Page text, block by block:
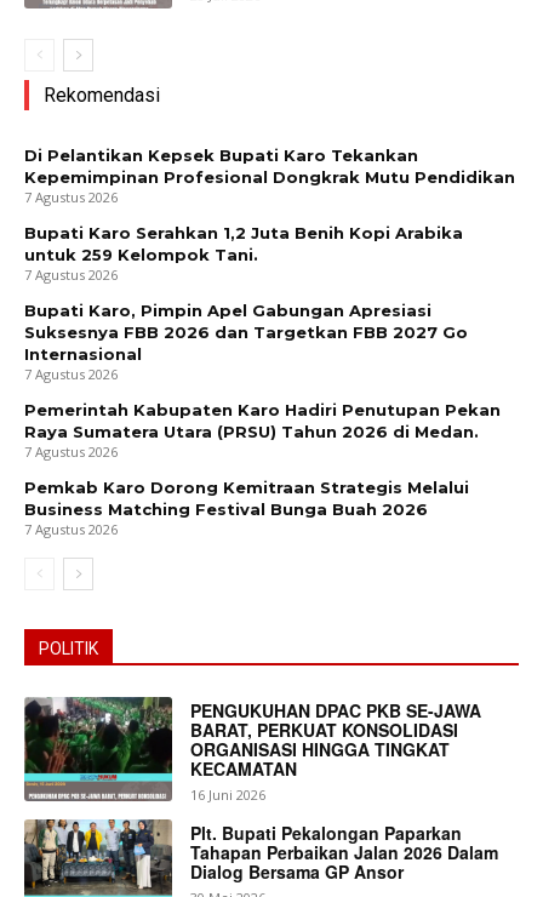
News Week
Magazine PRO
Rekomendasi
Di Pelantikan Kepsek Bupati Karo Tekankan
Kepemimpinan Profesional Dongkrak Mutu Pendidikan
7 Agustus 2026
Bupati Karo Serahkan 1,2 Juta Benih Kopi Arabika
untuk 259 Kelompok Tani.
7 Agustus 2026
Bupati Karo, Pimpin Apel Gabungan Apresiasi
Suksesnya FBB 2026 dan Targetkan FBB 2027 Go
Internasional
7 Agustus 2026
Pemerintah Kabupaten Karo Hadiri Penutupan Pekan
Raya Sumatera Utara (PRSU) Tahun 2026 di Medan.
7 Agustus 2026
Pemkab Karo Dorong Kemitraan Strategis Melalui
Business Matching Festival Bunga Buah 2026
7 Agustus 2026
POLITIK
PENGUKUHAN DPAC PKB SE-JAWA
BARAT, PERKUAT KONSOLIDASI
ORGANISASI HINGGA TINGKAT
KECAMATAN
16 Juni 2026
Plt. Bupati Pekalongan Paparkan
Tahapan Perbaikan Jalan 2026 Dalam
Dialog Bersama GP Ansor